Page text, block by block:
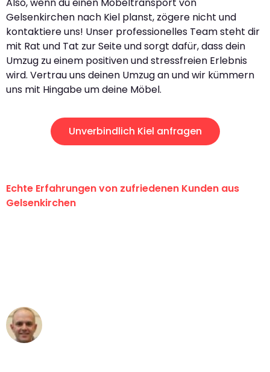
Gelsenkirchen nach Kiel planst, zögere nicht und
kontaktiere uns! Unser professionelles Team steht dir
mit Rat und Tat zur Seite und sorgt dafür, dass dein
Umzug zu einem positiven und stressfreien Erlebnis
wird. Vertrau uns deinen Umzug an und wir kümmern
uns mit Hingabe um deine Möbel.
Unverbindlich Kiel anfragen
Echte Erfahrungen von zufriedenen Kunden aus
Gelsenkirchen